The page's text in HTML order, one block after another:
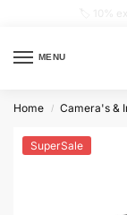
MENU
product…
Home / Camera's &
SuperSale